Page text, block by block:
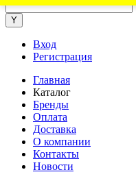
Вход
Регистрация
Главная
Каталог
Бренды
Оплата
Доставка
О компании
Контакты
Новости